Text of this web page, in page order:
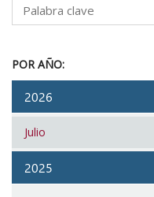
POR AÑO:
2026
Julio
2025